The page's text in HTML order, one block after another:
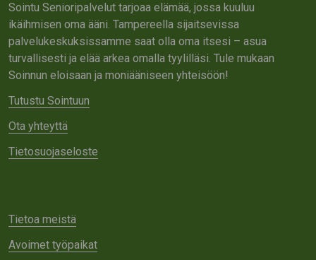
Sointu Senioripalvelut tarjoaa elämää, jossa kuuluu
ikäihmisen oma ääni. Tampereella sijaitsevissa
palvelukeskuksissamme saat olla oma itsesi – asua
turvallisesti ja elää arkea omalla tyylilläsi. Tule mukaan
Soinnun eloisaan ja moniääniseen yhteisöön!
Tutustu Sointuun
Ota yhteyttä
Tietosuojaseloste
Tietoa meistä
Avoimet työpaikat